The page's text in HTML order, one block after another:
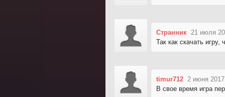
Странник 21 июля
Так как скачать
timur712 2 июня
В свое время игра